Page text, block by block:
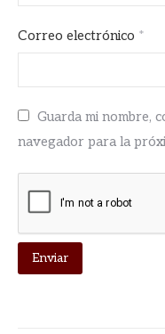
Correo electrónico *
Guarda mi nombre,
navegador para la